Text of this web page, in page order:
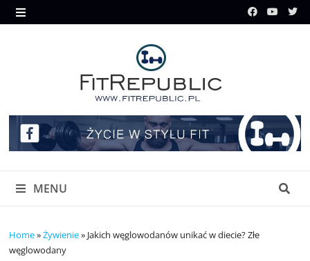
Skip
to
MENU
MENU
Home»Żywienie» Jakich węglowodanów unikać w diecie? Złe
węglowodany